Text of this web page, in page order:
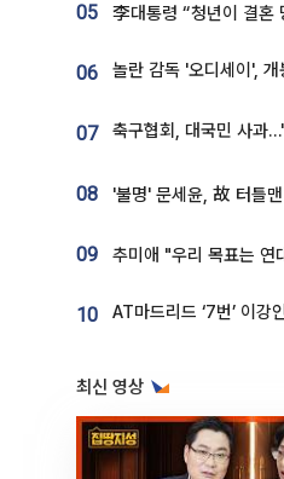
05
06
07
08
09
10
최신 영상